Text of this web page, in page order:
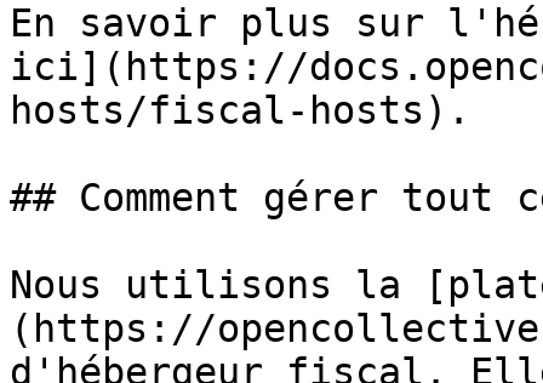
En savoir plus sur
ici](https://
hosts/fiscal-hosts).
## Comment gérer tout
Nous utilisons la
(https://
d'hébergeur fiscal.